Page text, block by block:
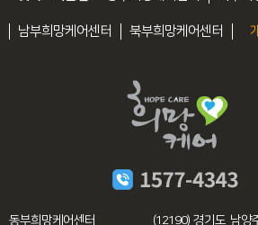
남부희망케어센터 북부희망케어센터
동부희망케어센터
(12190) 경기도 남양